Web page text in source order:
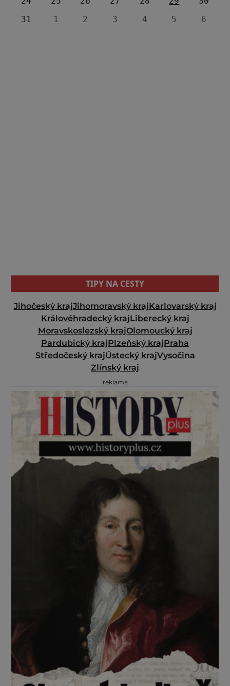
31
1 2 3 4 5 6
TIPY NA CESTY
Jihočeský krajJihomoravský krajKarlovarský kraj
Královéhradecký krajLiberecký kraj
Moravskoslezský krajOlomoucký kraj
Pardubický krajPlzeňský krajPraha
Středočeský krajÚstecký krajVysočina
Zlínský kraj
reklama